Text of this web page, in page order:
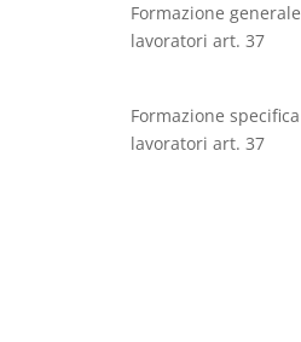
Formazione generale
lavoratori art. 37
Formazione specifica
lavoratori art. 37